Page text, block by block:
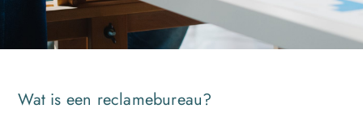
Wat is een reclamebureau?